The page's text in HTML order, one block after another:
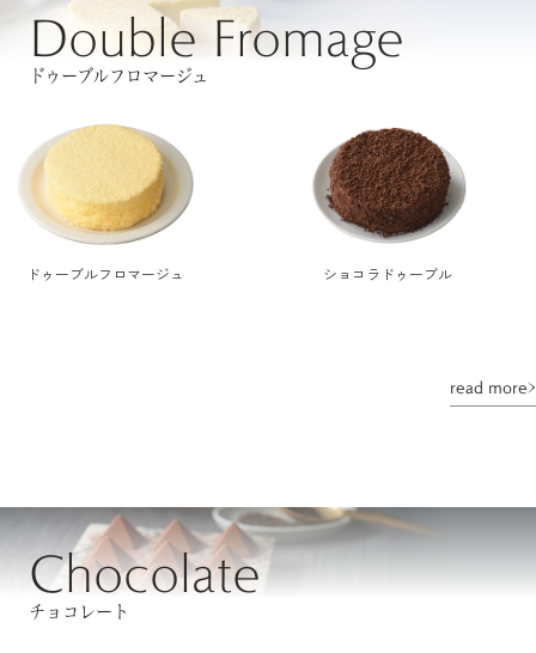
Double Fromage
ドゥーブルフロマージュ
ドゥーブルフロマージュ ショコラドゥーブル
read more
Chocolate
チョコレート